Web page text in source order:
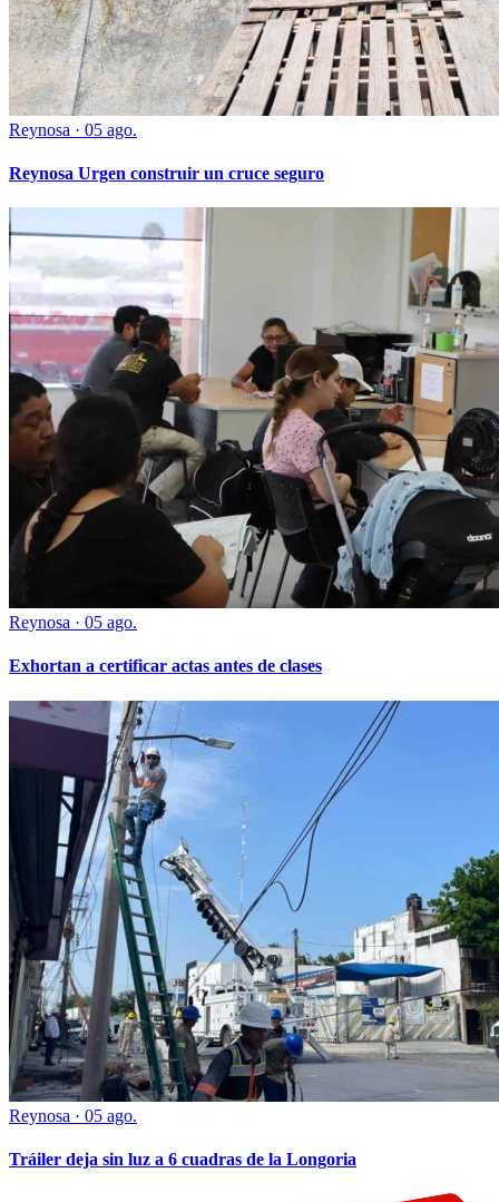
Reynosa · 05 ago.
Reynosa Urgen construir un cruce seguro
Reynosa · 05 ago.
Exhortan a certificar actas antes de clases
Reynosa · 05 ago.
Tráiler deja sin luz a 6 cuadras de la Longoria